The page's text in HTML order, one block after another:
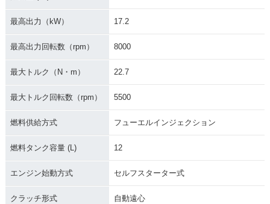
最高出力（kW） 17.2
最高出力回転数（rpm） 8000
最大トルク（N・m） 22.7
最大トルク回転数（rpm） 5500
燃料供給方式 フューエルインジェクション
燃料タンク容量 (L) 12
エンジン始動方式 セルフスターター式
クラッチ形式 自動遠心